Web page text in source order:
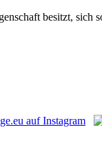
besitzt, sich